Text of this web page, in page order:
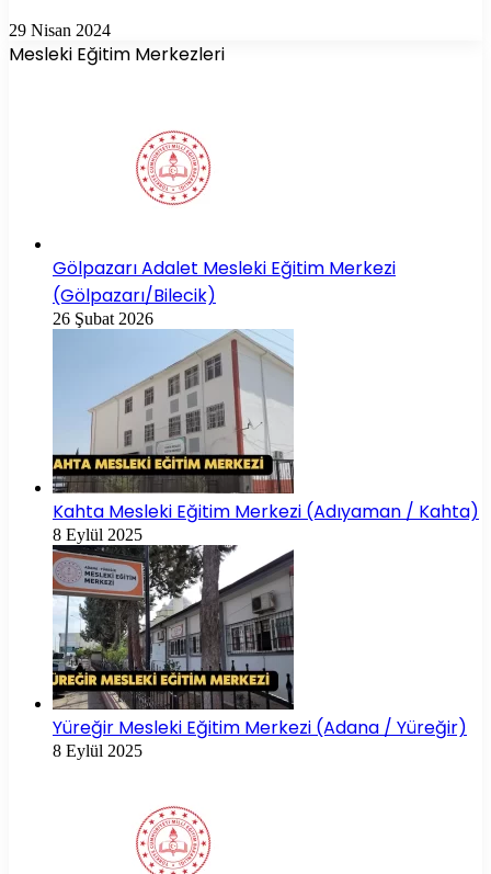
29 Nisan 2024
Mesleki Eğitim Merkezleri
Gölpazarı Adalet Mesleki Eğitim Merkezi
(Gölpazarı/Bilecik)
26 Şubat 2026
Kahta Mesleki Eğitim Merkezi (Adıyaman / Kahta)
8 Eylül 2025
Yüreğir Mesleki Eğitim Merkezi (Adana / Yüreğir)
8 Eylül 2025